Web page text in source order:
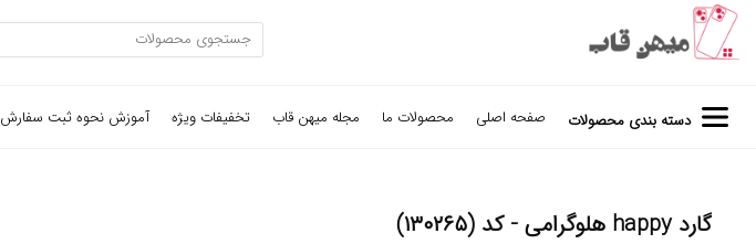
دسته بندی محصولات صفحه اصلی محصولات ما مجله میهن قاب تخفیفات ویژه آموزش نحوه ثبت سفارش
گارد happy هلوگرامی - کد (۱۳۰۲۶۵)